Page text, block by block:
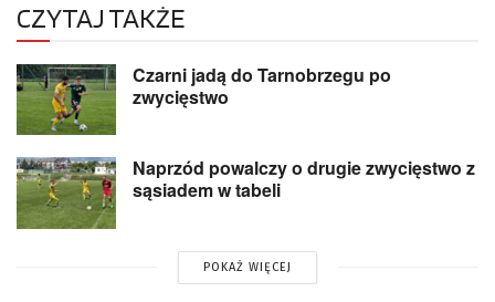
CZYTAJ TAKŻE
Czarni jadą do Tarnobrzegu po
zwycięstwo
Naprzód powalczy o drugie zwycięstwo z
sąsiadem w tabeli
POKAŻ WIĘCEJ